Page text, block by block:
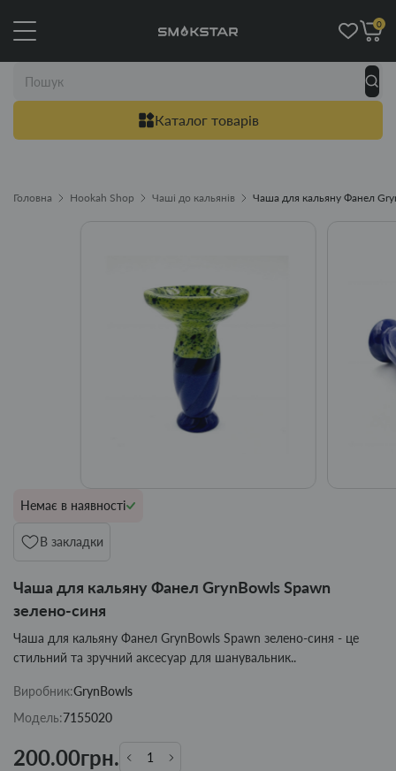
Каталог товарів
0
Головна Hookah Shop Чаші до кальянів Чаша для кальяну Фанел
Немає в наявності
В закладки
Чаша для кальяну Фанел GrynBowls Spawn
зелено-синя
Чаша для кальяну Фанел GrynBowls Spawn зелено-синя - це
стильний та зручний аксесуар для шанувальник..
Виробник:GrynBowls
Модель:7155020
200.00грн.